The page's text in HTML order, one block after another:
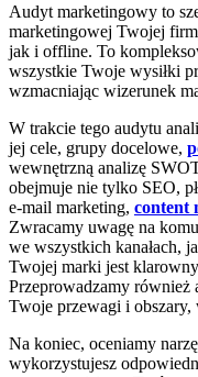
Audyt marketingowy to
marketingowej Twojej
jak i offline. To
wszystkie Twoje wysiłki
wzmacniając wizerunek
W trakcie tego audytu
jej cele, grupy docelowe,
wewnętrzną analizę
obejmuje nie tylko SEO,
e-mail marketing, content
Zwracamy uwagę na
we wszystkich kanałach,
Twojej marki jest
Przeprowadzamy
Twoje przewagi i
Na koniec, oceniamy
wykorzystujesz